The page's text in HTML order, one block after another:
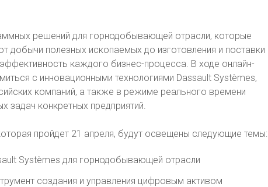
решений для горнодобывающей отрасли, которые
добычи полезных ископаемых до изготовления и поставки
каждого бизнес-процесса. В ходе онлайн-
с инновационными технологиями Dassault Systèmes,
компаний, а также в режиме реального времени
задач конкретных предприятий.
пройдет 21 апреля, будут освещены следующие темы:
Systèmes для горнодобывающей отрасли
создания и управления цифровым активом